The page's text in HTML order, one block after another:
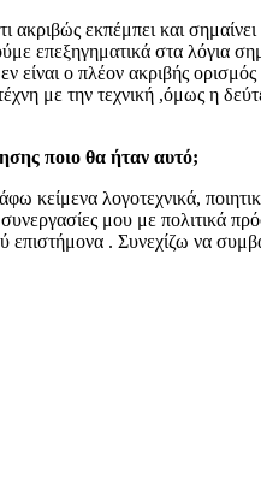
εκπέμπει και
επεξηγηματικά στα
είναι ο πλέον ακριβής
με την τεχνική ,όμως η
ποιο θα ήταν αυτό;
λογοτεχνικά,
μου με πολιτικά
επιστήμονα . Συνεχίζω να